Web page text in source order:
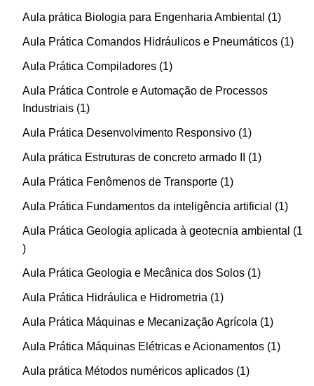
Aula prática Biologia para Engenharia Ambiental 1
Aula Prática Comandos Hidráulicos e Pneumáticos 1
Aula Prática Compiladores 1
Aula Prática Controle e Automação de Processos
Industriais 1
Aula Prática Desenvolvimento Responsivo 1
Aula prática Estruturas de concreto armado II 1
Aula Prática Fenômenos de Transporte 1
Aula Prática Fundamentos da inteligência artificial 1
Aula Prática Geologia aplicada à geotecnia ambiental 1
Aula Prática Geologia e Mecânica dos Solos 1
Aula Prática Hidráulica e Hidrometria 1
Aula Prática Máquinas e Mecanização Agrícola 1
Aula Prática Máquinas Elétricas e Acionamentos 1
Aula prática Métodos numéricos aplicados 1